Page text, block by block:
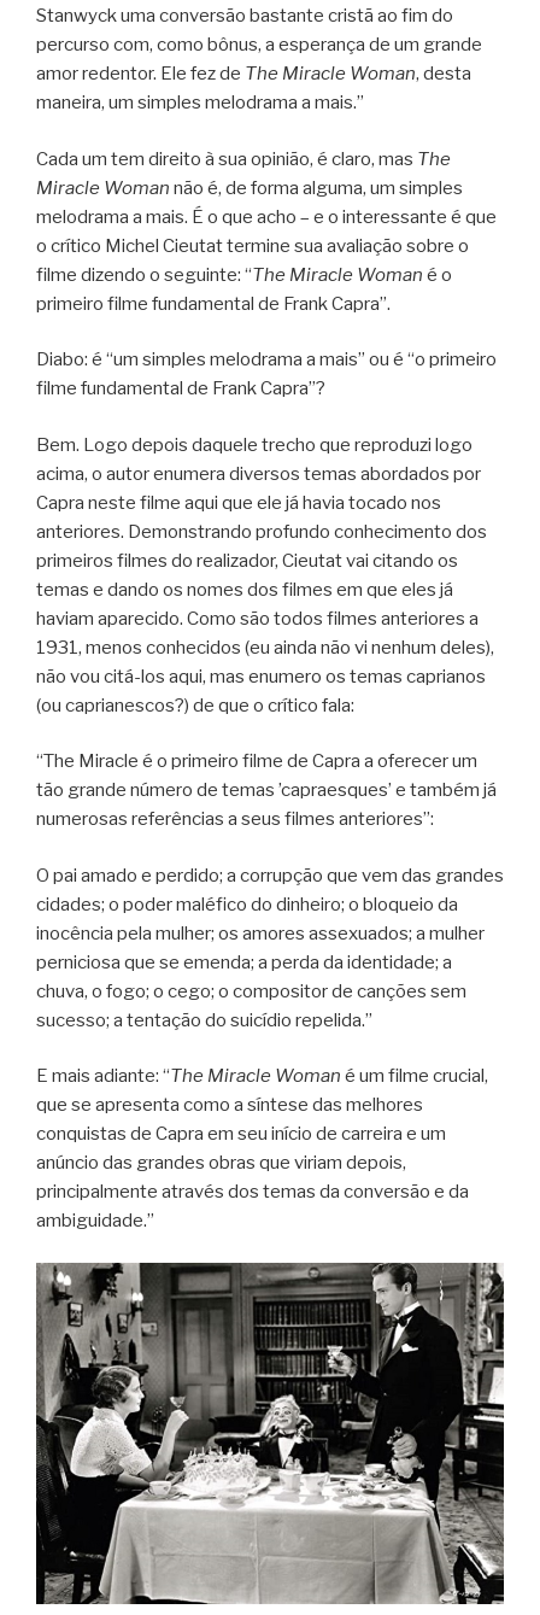
Stanwyck uma conversão bastante cristã ao fim do
percurso com, como bônus, a esperança de um grande
amor redentor. Ele fez de The Miracle Woman, desta
maneira, um simples melodrama a mais.”
Cada um tem direito à sua opinião, é claro, mas The
Miracle Woman não é, de forma alguma, um simples
melodrama a mais. É o que acho – e o interessante é que
o crítico Michel Cieutat termine sua avaliação sobre o
filme dizendo o seguinte: “The Miracle Woman é o
primeiro filme fundamental de Frank Capra”.
Diabo: é “um simples melodrama a mais” ou é “o primeiro
filme fundamental de Frank Capra”?
Bem. Logo depois daquele trecho que reproduzi logo
acima, o autor enumera diversos temas abordados por
Capra neste filme aqui que ele já havia tocado nos
anteriores. Demonstrando profundo conhecimento dos
primeiros filmes do realizador, Cieutat vai citando os
temas e dando os nomes dos filmes em que eles já
haviam aparecido. Como são todos filmes anteriores a
1931, menos conhecidos (eu ainda não vi nenhum deles),
não vou citá-los aqui, mas enumero os temas caprianos
(ou caprianescos?) de que o crítico fala:
“The Miracle é o primeiro filme de Capra a oferecer um
tão grande número de temas ’capraesques’ e também já
numerosas referências a seus filmes anteriores”:
O pai amado e perdido; a corrupção que vem das grandes
cidades; o poder maléfico do dinheiro; o bloqueio da
inocência pela mulher; os amores assexuados; a mulher
perniciosa que se emenda; a perda da identidade; a
chuva, o fogo; o cego; o compositor de canções sem
sucesso; a tentação do suicídio repelida.”
E mais adiante: “The Miracle Woman é um filme crucial,
que se apresenta como a síntese das melhores
conquistas de Capra em seu início de carreira e um
anúncio das grandes obras que viriam depois,
principalmente através dos temas da conversão e da
ambiguidade.”